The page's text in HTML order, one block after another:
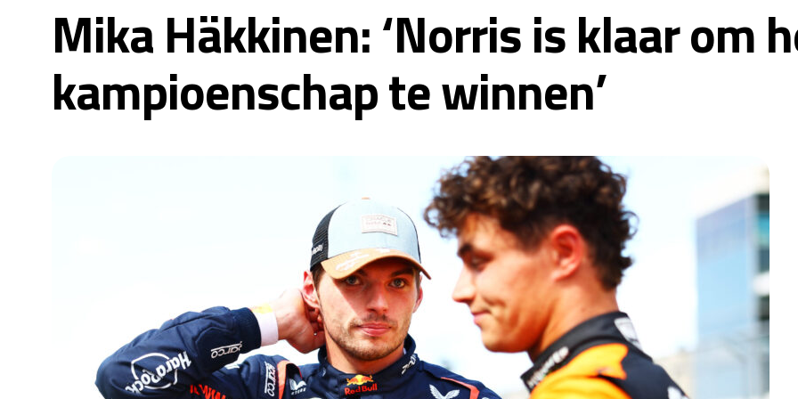
Mika Häkkinen: ‘Norris is klaar om
kampioenschap te winnen’